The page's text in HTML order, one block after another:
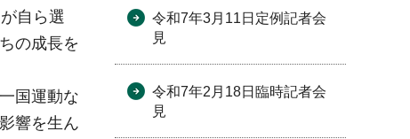
自ら選
の成長を
国運動な
響を生ん
令和7年3月11日定例記者会
見
令和7年2月18日臨時記者会
見